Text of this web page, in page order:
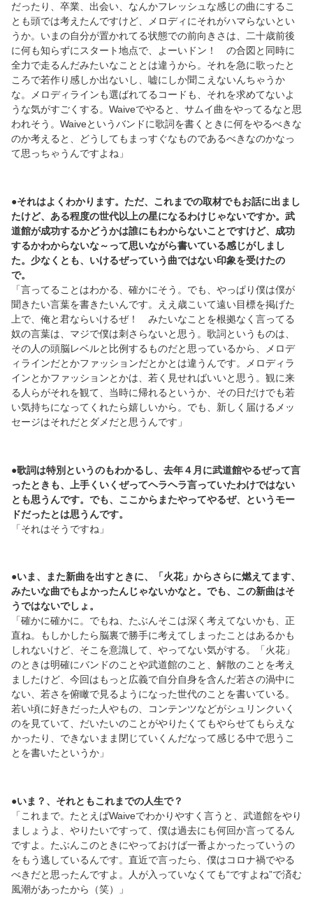
だったり、卒業、出会い、なんかフレッシュな感じの曲にするこ
とも頭では考えたんですけど、メロディにそれがハマらないとい
うか。いまの自分が置かれてる状態での前向きさは、二十歳前後
に何も知らずにスタート地点で、よーいドン！ の合図と同時に
全力で走るんだみたいなこととは違うから。それを急に歌ったと
ころで若作り感しか出ないし、嘘にしか聞こえないんちゃうか
な。メロディラインも選ばれてるコードも、それを求めてないよ
うな気がすごくする。Waiveでやると、サムイ曲をやってるなと思
われそう。Waiveというバンドに歌詞を書くときに何をやるべきな
のか考えると、どうしてもまっすぐなものであるべきなのかなっ
て思っちゃうんですよね」
●それはよくわかります。ただ、これまでの取材でもお話に出まし
たけど、ある程度の世代以上の星になるわけじゃないですか。武
道館が成功するかどうかは誰にもわからないことですけど、成功
するかわからないな～って思いながら書いている感じがしまし
た。少なくとも、いけるぜっていう曲ではない印象を受けたの
で。
「言ってることはわかる、確かにそう。でも、やっぱり僕は僕が
聞きたい言葉を書きたいんです。ええ歳こいて遠い目標を掲げた
上で、俺と君ならいけるぜ！ みたいなことを根拠なく言ってる
奴の言葉は、マジで僕は刺さらないと思う。歌詞というものは、
その人の頭脳レベルと比例するものだと思っているから、メロデ
ィラインだとかファッションだとかとは違うんです。メロディラ
インとかファッションとかは、若く見せればいいと思う。観に来
る人らがそれを観て、当時に帰れるというか、その日だけでも若
い気持ちになってくれたら嬉しいから。でも、新しく届けるメッ
セージはそれだとダメだと思うんです」
●歌詞は特別というのもわかるし、去年４月に武道館やるぜって言
ったときも、上手くいくぜってヘラヘラ言っていたわけではない
とも思うんです。でも、ここからまたやってやるぜ、というモー
ドだったとは思うんです。
「それはそうですね」
●いま、また新曲を出すときに、「火花」からさらに燃えてます、
みたいな曲でもよかったんじゃないかなと。でも、この新曲はそ
うではないでしょ。
「確かに確かに。でもね、たぶんそこは深く考えてないかも、正
直ね。もしかしたら脳裏で勝手に考えてしまったことはあるかも
しれないけど、そこを意識して、やってない気がする。「火花」
のときは明確にバンドのことや武道館のこと、解散のことを考え
ましたけど、今回はもっと広義で自分自身を含んだ若さの渦中に
ない、若さを俯瞰で見るようになった世代のことを書いている。
若い頃に好きだった人やもの、コンテンツなどがシュリンクいく
のを見ていて、だいたいのことがやりたくてもやらせてもらえな
かったり、できないまま閉じていくんだなって感じる中で思うこ
とを書いたというか」
●いま？、それともこれまでの人生で？
「これまで。たとえばWaiveでわかりやすく言うと、武道館をやり
ましょうよ、やりたいですって、僕は過去にも何回か言ってるん
ですよ。たぶんこのときにやっておけば一番よかったっていうの
をもう逃しているんです。直近で言ったら、僕はコロナ禍でやる
べきだと思ったんですよ。人が入っていなくても“ですよね”で済む
風潮があったから（笑）」